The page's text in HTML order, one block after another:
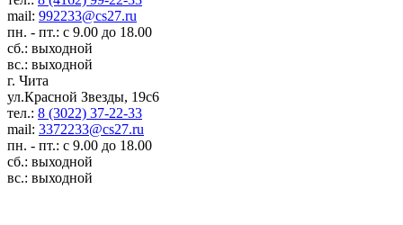
mail: 992233@cs27.ru
пн. - пт.: с 9.00 до 18.00
сб.: выходной
вс.: выходной
г. Чита
ул.Красной Звезды, 19с6
тел.: 8 (3022) 37-22-33
mail: 3372233@cs27.ru
пн. - пт.: с 9.00 до 18.00
сб.: выходной
вс.: выходной